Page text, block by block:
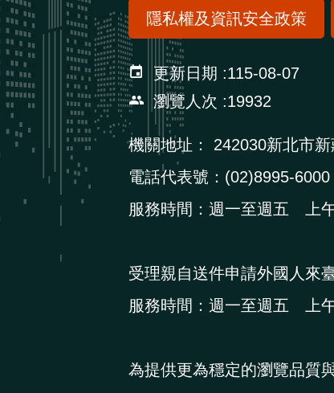
隱私權及資訊安全政策
更新日期
115-08-07
瀏覽人次
19932
機關地址：
242030新北市
電話代表號：(02)8995-
服務時間：週一至週五 上
受理親自送件申請外國人來
服務時間：週一至週五 上
為提供更為穩定的瀏覽品質